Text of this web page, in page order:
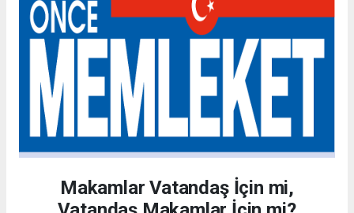
Makamlar Vatandaş İçin mi,